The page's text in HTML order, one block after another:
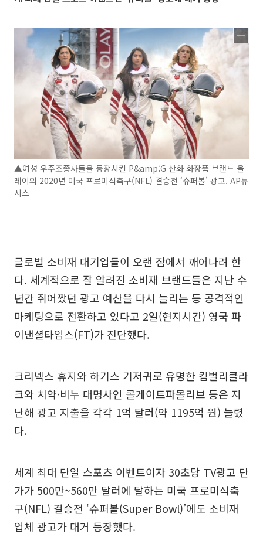
▲여성 우주조종사들을 등장시킨 P&amp;G 산화 화장품 브랜드 올
레이의 2020년 미국 프로미식축구(NFL) 결승전 ‘슈퍼볼’ 광고. AP뉴
시스
글로벌 소비재 대기업들이 오랜 잠에서 깨어나려 한
다. 세계적으로 잘 알려진 소비재 브랜드들은 지난 수
년간 쥐어짰던 광고 예산을 다시 늘리는 등 공격적인
마케팅으로 전환하고 있다고 2일(현지시간) 영국 파
이낸셜타임스(FT)가 진단했다.
크리넥스 휴지와 하기스 기저귀로 유명한 킴벌리클라
크와 치약·비누 대명사인 콜게이트파몰리브 등은 지
난해 광고 지출을 각각 1억 달러(약 1195억 원) 늘렸
다.
세계 최대 단일 스포츠 이벤트이자 30초당 TV광고 단
가가 500만~560만 달러에 달하는 미국 프로미식축
구(NFL) 결승전 ‘슈퍼볼(Super Bowl)’에도 소비재
업체 광고가 대거 등장했다.